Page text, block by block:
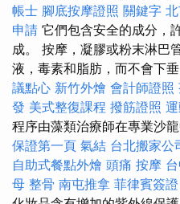
帳士 腳底按摩證照 關鍵字
申請 它們包含安全的成分，
成。 按摩，凝膠或粉末淋巴
液，毒素和脂肪，而不會下垂
議點心 新竹外燴 會計師證照
發 美式整復課程 撥筋證照
程序由藻類治療師在專業沙龍
保證第一頁 氣結 台北搬家公
自助式餐點外燴 頭痛 按摩
母 整骨 南屯推拿 菲律賓簽證